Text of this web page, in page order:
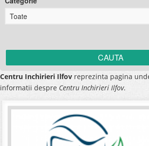
Centru Inchirieri Ilfov reprezinta pagina
informatii despre Centru Inchirieri Ilfov.